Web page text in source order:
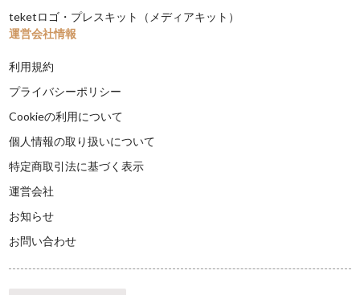
teketロゴ・プレスキット（メディアキット）
運営会社情報
利用規約
プライバシーポリシー
Cookieの利用について
個人情報の取り扱いについて
特定商取引法に基づく表示
運営会社
お知らせ
お問い合わせ